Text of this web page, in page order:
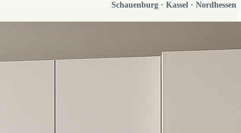
Schauenburg · Kassel · Nordhessen